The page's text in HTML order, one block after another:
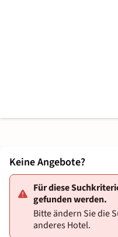
Keine Angebote?
Für diese
gefunden werden.
Bitte ändern Sie die
anderes Hotel.